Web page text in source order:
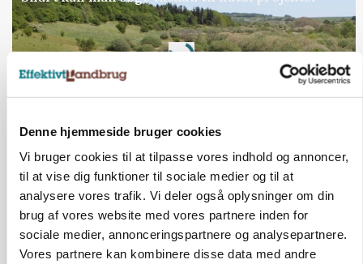
Denne hjemmeside bruger cookies
Vi bruger cookies til at tilpasse vores indhold og annoncer,
til at vise dig funktioner til sociale medier og til at
analysere vores trafik. Vi deler også oplysninger om din
brug af vores website med vores partnere inden for
sociale medier, annonceringspartnere og analysepartnere.
Vores partnere kan kombinere disse data med andre
Annonce
Loading...